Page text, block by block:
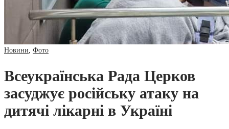
Новини Фото
Всеукраїнська Рада Церков
засуджує російську атаку на
дитячі лікарні в Україні